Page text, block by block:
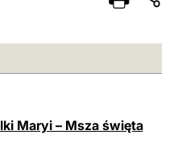
LATINE
Maryi – Msza święta